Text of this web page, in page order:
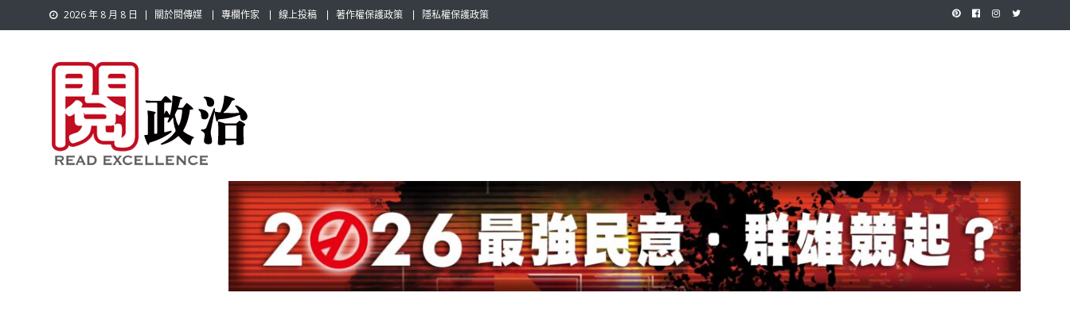
to
2026 年 8 月 8 日 關於閱傳媒 專欄作家 線上投稿 著作權保護政策 隱私權保護政策
閱政治 Read Gov News